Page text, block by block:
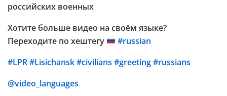
российских военных
Хотите больше видео на своём языке?
Переходите по хештегу
#russian
#LPR#Lisichansk#civilians #greeting#russians
@video_languages